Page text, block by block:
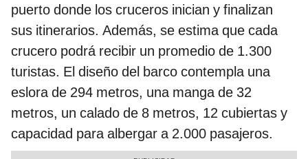
puerto donde los cruceros inician y finalizan
sus itinerarios. Además, se estima que cada
crucero podrá recibir un promedio de 1.300
turistas. El diseño del barco contempla una
eslora de 294 metros, una manga de 32
metros, un calado de 8 metros, 12 cubiertas y
capacidad para albergar a 2.000 pasajeros.